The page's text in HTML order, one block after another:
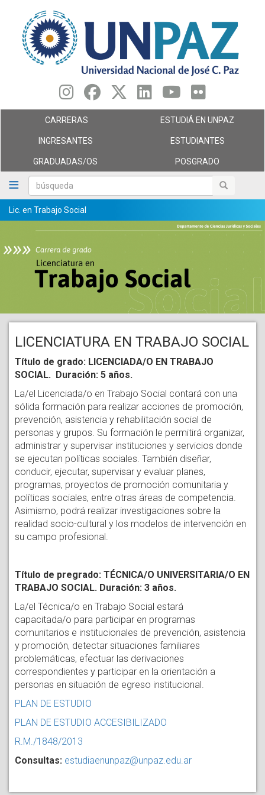
contenido
principal
búsqueda búsqueda
CARRERAS ESTUDIÁ EN UNPAZ
INGRESANTES ESTUDIANTES
GRADUADAS/OS POSGRADO
Lic. en Trabajo Social
LICENCIATURA EN TRABAJO SOCIAL
Título de grado: LICENCIADA/O EN TRABAJO
SOCIAL. Duración: 5 años.
La/el Licenciada/o en Trabajo Social contará con una
sólida formación para realizar acciones de promoción,
prevención, asistencia y rehabilitación social de
personas y grupos. Su formación le permitirá organizar,
administrar y supervisar instituciones y servicios donde
se ejecutan políticas sociales. También diseñar,
conducir, ejecutar, supervisar y evaluar planes,
programas, proyectos de promoción comunitaria y
políticas sociales, entre otras áreas de competencia.
Asimismo, podrá realizar investigaciones sobre la
realidad socio-cultural y los modelos de intervención en
su campo profesional.
Título de pregrado: TÉCNICA/O UNIVERSITARIA/O EN
TRABAJO SOCIAL. Duración: 3 años.
La/el Técnica/o en Trabajo Social estará
capacitada/o para participar en programas
comunitarios e institucionales de prevención, asistencia
y promoción, detectar situaciones familiares
problemáticas, efectuar las derivaciones
correspondientes y participar en la orientación a
personas en situación de egreso institucional.
PLAN DE ESTUDIO
PLAN DE ESTUDIO ACCESIBILIZADO
R.M./1848/2013
Consultas: estudiaenunpaz@unpaz.edu.ar